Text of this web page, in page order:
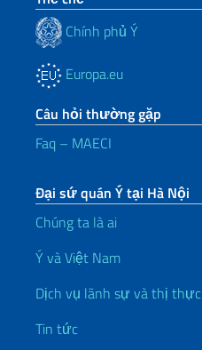
Chính phủ Ý
Europa.eu
Câu hỏi thường gặp
Faq – MAECI
Đại sứ quán Ý tại Hà Nội
Chúng ta là ai
Ý và Việt Nam
Dịch vụ lãnh sự và thị thực
Tin tức